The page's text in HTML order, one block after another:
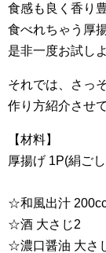
食感も良く香り
食べれちゃう厚
是非一度お試し
それでは、さっ
作り方紹介させ
【材料】
厚揚げ 1P(絹ご
☆和風出汁
☆酒 大さじ2
☆濃口醤油 大さ